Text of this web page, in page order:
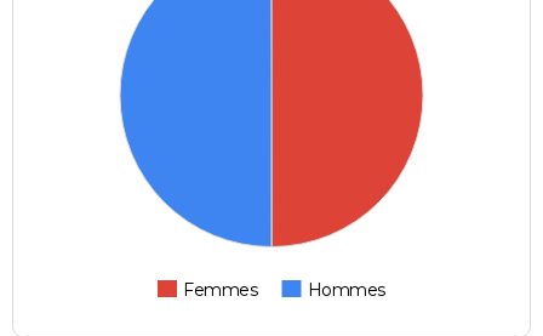
Femmes Hommes